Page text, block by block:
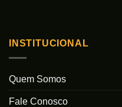
INSTITUCIONAL
Quem Somos
Fale Conosco